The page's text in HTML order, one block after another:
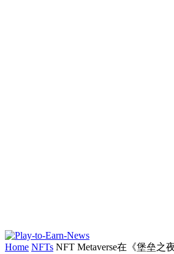
Home NFTs NFT Metaverse在《堡垒之